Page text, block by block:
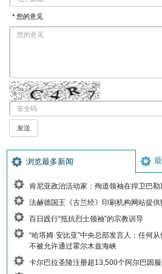
* 您的意见
浏览最多新闻
肯尼亚政治活动家：殉道领袖在捍卫巴
法赫德国王《古兰经》印刷机构网站提
百日践行“抵抗烈士领袖”的宗教训导
“哈塔姆·安比亚”中央总部发言人：任何
不被允许通过霍尔木兹海峡
卡尔巴拉圣陵注册超13,500个阿尔巴因